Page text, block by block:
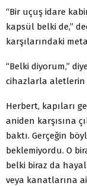
“Bir uçuş idare
kapsül belki de,”
karşılarındaki
“Belki diyorum,”
cihazlarla aletlerin
Herbert, kapıları
aniden karşısına
baktı. Gerçeğin
beklemiyordu. O
belki biraz da
veya kanatlarına